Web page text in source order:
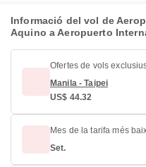
Informació del vol de
Aquino a Aeropuerto
Ofertes de vols
Manila - Taipei
US$ 44.32
Mes de la tarifa més
Set.